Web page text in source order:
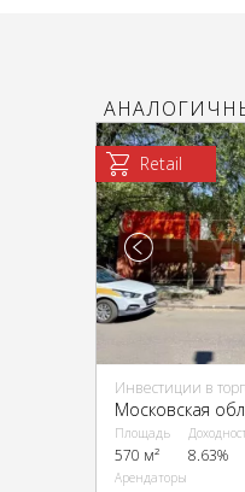
Retail
Инвестиции в
Площадь
570 м² 8.63%
Арендаторы